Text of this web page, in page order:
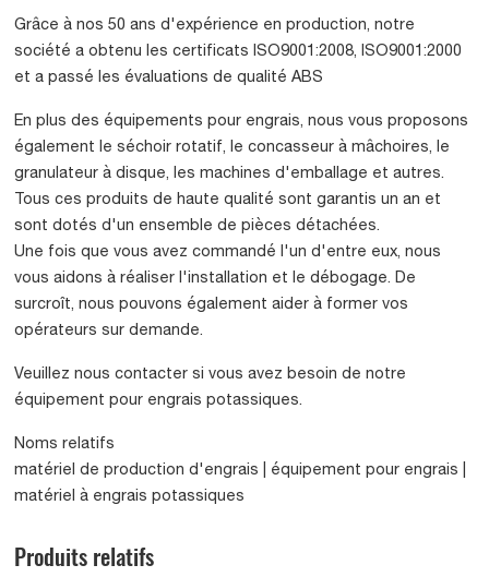
Grâce à nos 50 ans d'expérience en production, notre
société a obtenu les certificats ISO9001:2008, ISO9001:2000
et a passé les évaluations de qualité ABS
En plus des équipements pour engrais, nous vous proposons
également le séchoir rotatif, le concasseur à mâchoires, le
granulateur à disque, les machines d'emballage et autres.
Tous ces produits de haute qualité sont garantis un an et
sont dotés d'un ensemble de pièces détachées.
Une fois que vous avez commandé l'un d'entre eux, nous
vous aidons à réaliser l'installation et le débogage. De
surcroît, nous pouvons également aider à former vos
opérateurs sur demande.
Veuillez nous contacter si vous avez besoin de notre
équipement pour engrais potassiques.
Noms relatifs
matériel de production d'engrais | équipement pour engrais |
matériel à engrais potassiques
Produits relatifs